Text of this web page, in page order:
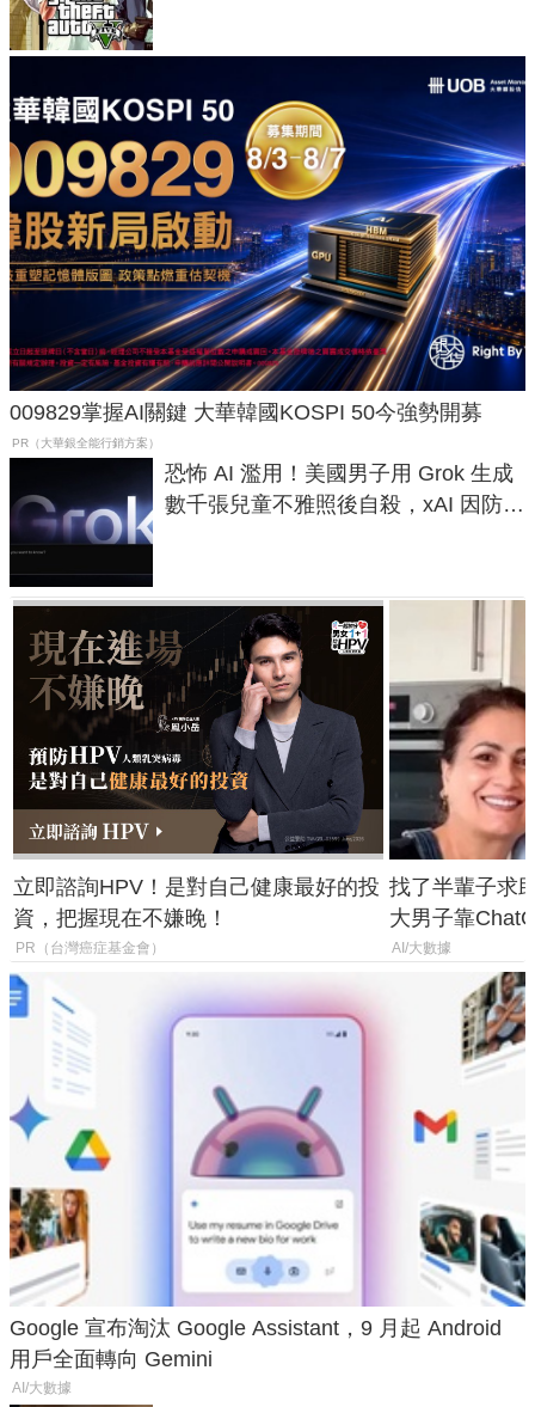
009829掌握AI關鍵 大華韓國KOSPI 50今強勢開募
PR（大華銀全能行銷方案）
恐怖 AI 濫用！美國男子用 Grok 生成
數千張兒童不雅照後自殺，xAI 因防護
立即諮詢HPV！是對自己健康最好的投
資，把握現在不嫌晚！
PR（台灣癌症基金會）
找了半輩子求
大男子靠
年家人
AI/大數據
Google 宣布淘汰 Google Assistant，9 月起 Android
用戶全面轉向 Gemini
AI/大數據